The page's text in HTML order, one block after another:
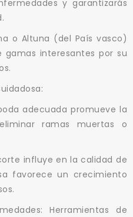
y garantizarás
o Altuna (del País vasco)
gamas interesantes por su
adecuada promueve la
ramas muertas o
influye en la calidad de
favorece un crecimiento
Herramientas de